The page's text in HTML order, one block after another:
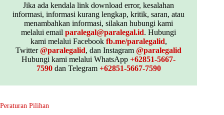
Jika ada kendala link download error, kesalahan
informasi, informasi kurang lengkap, kritik, saran, atau
menambahkan informasi, silakan hubungi kami
melalui emailparalegal@paralegal.id. Hubungi
kami melalui Facebook fb.me/paralegalid,
Twitter@paralegalid, dan Instagram@paralegalid
Hubungi kami melalui WhatsApp+62851-5667-
7590dan Telegram +62851-5667-7590
Peraturan Pilihan